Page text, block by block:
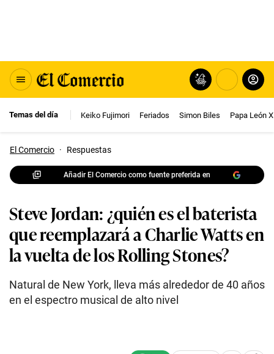
Temas del día Keiko Fujimori Feriados Simon Biles Papa León
El Comercio · Respuestas
Añadir El Comercio como fuente preferida en
Steve Jordan: ¿quién es el baterista
que reemplazará a Charlie Watts en
la vuelta de los Rolling Stones?
Natural de New York, lleva más alrededor de 40 años
en el espectro musical de alto nivel